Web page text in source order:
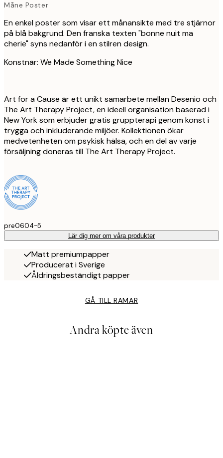
Måne Poster
En enkel poster som visar ett månansikte med tre stjärnor
på blå bakgrund. Den franska texten "bonne nuit ma
cherie" syns nedanför i en stilren design.
Konstnär: We Made Something Nice
Art for a Cause är ett unikt samarbete mellan Desenio och
The Art Therapy Project, en ideell organisation baserad i
New York som erbjuder gratis gruppterapi genom konst i
trygga och inkluderande miljöer. Kollektionen ökar
medvetenheten om psykisk hälsa, och en del av varje
försäljning doneras till The Art Therapy Project.
pre0604-5
Lär dig mer om våra produkter
Matt premiumpapper
Producerat i Sverige
Åldringsbeständigt papper
GÅ TILL RAMAR
Andra köpte även